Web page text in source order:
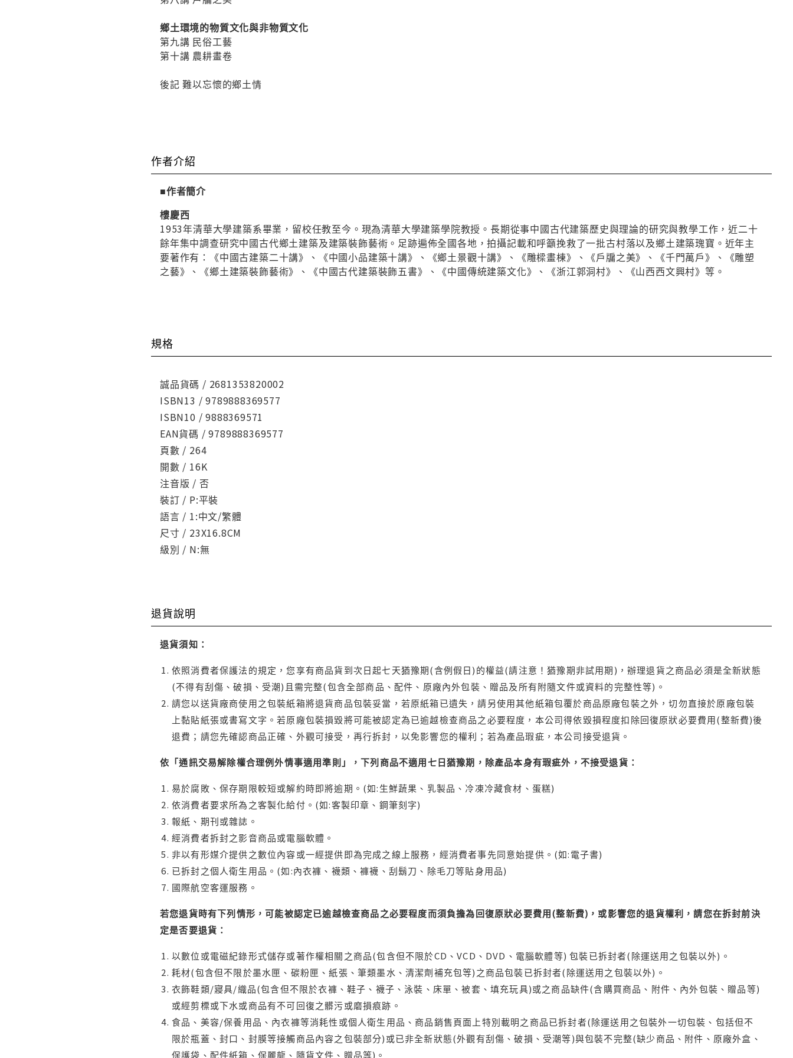
鄉土環境的物質文化與非物質文化
第九講 民俗工藝
第十講 農耕畫卷
後記 難以忘懷的鄉土情
作者介紹
■作者簡介
樓慶西
1953年清華大學建築系畢業，留校任教至今。現為清華大學建築學院教授。長期從事中國古代建築歷史與理論的研究與教學工作，近二十
餘年集中調查研究中國古代鄉土建築及建築裝飾藝術。足跡遍佈全國各地，拍攝記載和呼籲挽救了一批古村落以及鄉土建築瑰寶。近年主
要著作有：《中國古建築二十講》、《中國小品建築十講》、《鄉土景觀十講》、《雕樑畫棟》、《戶牖之美》、《千門萬戶》、《雕塑
之藝》、《鄉土建築裝飾藝術》、《中國古代建築裝飾五書》、《中國傳統建築文化》、《浙江郭洞村》、《山西西文興村》等。
規格
誠品貨碼 / 2681353820002
ISBN13 / 9789888369577
ISBN10 / 9888369571
EAN貨碼 / 9789888369577
頁數 / 264
開數 / 16K
注音版 / 否
裝訂 / P:平裝
語言 / 1:中文/繁體
尺寸 / 23X16.8CM
級別 / N:無
退貨說明
退貨須知：
依照消費者保護法的規定，您享有商品貨到次日起七天猶豫期(含例假日)的權益(請注意！猶豫期非試用期)，辦理退貨之商品必須是全新狀態
(不得有刮傷、破損、受潮)且需完整(包含全部商品、配件、原廠內外包裝、贈品及所有附隨文件或資料的完整性等)。
請您以送貨廠商使用之包裝紙箱將退貨商品包裝妥當，若原紙箱已遺失，請另使用其他紙箱包覆於商品原廠包裝之外，切勿直接於原廠包裝
上黏貼紙張或書寫文字。若原廠包裝損毀將可能被認定為已逾越檢查商品之必要程度，本公司得依毀損程度扣除回復原狀必要費用(整新費)後
退費；請您先確認商品正確、外觀可接受，再行拆封，以免影響您的權利；若為產品瑕疵，本公司接受退貨。
依「通訊交易解除權合理例外情事適用準則」，下列商品不適用七日猶豫期，除產品本身有瑕疵外，不接受退貨：
易於腐敗、保存期限較短或解約時即將逾期。(如:生鮮蔬果、乳製品、冷凍冷藏食材、蛋糕)
依消費者要求所為之客製化給付。(如:客製印章、鋼筆刻字)
報紙、期刊或雜誌。
經消費者拆封之影音商品或電腦軟體。
非以有形媒介提供之數位內容或一經提供即為完成之線上服務，經消費者事先同意始提供。(如:電子書)
已拆封之個人衛生用品。(如:內衣褲、襪類、褲襪、刮鬍刀、除毛刀等貼身用品)
國際航空客運服務。
若您退貨時有下列情形，可能被認定已逾越檢查商品之必要程度而須負擔為回復原狀必要費用(整新費)，或影響您的退貨權利，請您在拆封前決
定是否要退貨：
以數位或電磁紀錄形式儲存或著作權相關之商品(包含但不限於CD、VCD、DVD、電腦軟體等) 包裝已拆封者(除運送用之包裝以外)。
耗材(包含但不限於墨水匣、碳粉匣、紙張、筆類墨水、清潔劑補充包等)之商品包裝已拆封者(除運送用之包裝以外)。
衣飾鞋類/寢具/織品(包含但不限於衣褲、鞋子、襪子、泳裝、床單、被套、填充玩具)或之商品缺件(含購買商品、附件、內外包裝、贈品等)
或經剪標或下水或商品有不可回復之髒污或磨損痕跡。
食品、美容/保養用品、內衣褲等消耗性或個人衛生用品、商品銷售頁面上特別載明之商品已拆封者(除運送用之包裝外一切包裝、包括但不
限於瓶蓋、封口、封膜等接觸商品內容之包裝部分)或已非全新狀態(外觀有刮傷、破損、受潮等)與包裝不完整(缺少商品、附件、原廠外盒、
保護袋、配件紙箱、保麗龍、隨貨文件、贈品等)。